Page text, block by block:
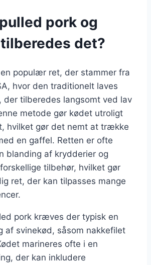
pork og
det?
populær ret, der stammer fra
hvor den traditionelt laves
der tilberedes langsomt ved lav
metode gør kødet utroligt
hvilket gør det nemt at trække
en gaffel. Retten er ofte
blanding af krydderier og
tilbehør, hvilket gør
ret, der kan tilpasses mange
pork kræves der typisk en
af svinekød, såsom nakkefilet
marineres ofte i en
der kan inkludere